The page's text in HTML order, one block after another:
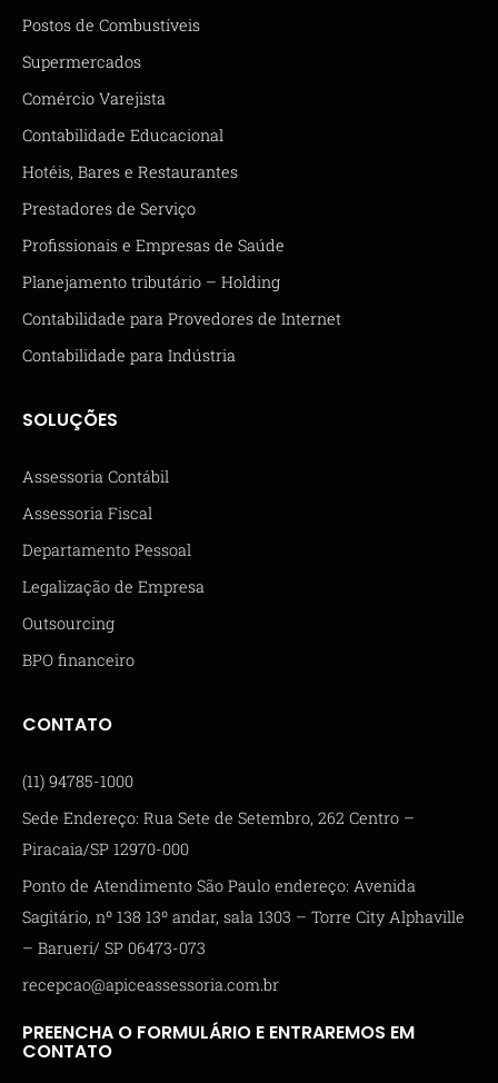
Postos de Combustíveis
Supermercados
Comércio Varejista
Contabilidade Educacional
Hotéis, Bares e Restaurantes
Prestadores de Serviço
Profissionais e Empresas de Saúde
Planejamento tributário – Holding
Contabilidade para Provedores de Internet
Contabilidade para Indústria
SOLUÇÕES
Assessoria Contábil
Assessoria Fiscal
Departamento Pessoal
Legalização de Empresa
Outsourcing
BPO financeiro
CONTATO
(11) 94785-1000
Sede Endereço: Rua Sete de Setembro, 262 Centro –
Piracaia/SP 12970-000
Ponto de Atendimento São Paulo endereço: Avenida
Sagitário, nº 138 13º andar, sala 1303 – Torre City Alphaville
– Barueri/ SP 06473-073
recepcao@apiceassessoria.com.br
PREENCHA O FORMULÁRIO E ENTRAREMOS EM
CONTATO